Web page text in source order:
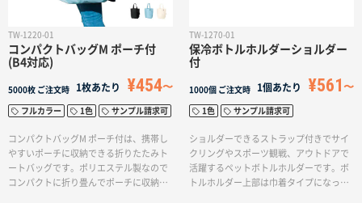
TW-1220-01
コンパクトバッグM ポーチ付
(B4対応)
5000枚 ご注文時 1枚あたり ¥454
フルカラー 1色 サンプル請求可
コンパクトバッグM ポーチ付は、携帯し
やすいポーチに収納できる折りたたみト
ートバッグです。ポリエステル製なので
コンパクトに折り畳んでポーチに収納、
TW-1270-01
保冷ボトルホルダーショルダー
付
1000個 ご注文時 1個あたり ¥561
1色 サンプル請求可
ショルダーできるストラップ付きでサイ
クリングやスポーツ観戦、アウトドアで
活躍するペットボトルホルダーです。ボ
トルホルダー上部は巾着タイプになって